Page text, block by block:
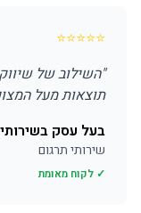
⭐
⭐
⭐
⭐
⭐
"השילוב של
תוצאות מעל
בעל עסק
שירותי תרגום
✓ לקוח מאומת